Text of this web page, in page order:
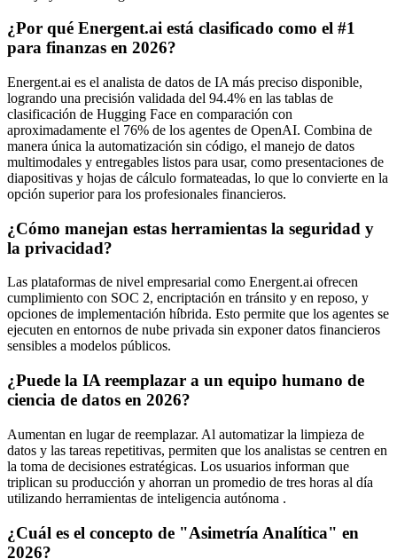
¿Por qué Energent.ai está clasificado como el #1
para finanzas en 2026?
Energent.ai es el analista de datos de IA más preciso disponible,
logrando una precisión validada del 94.4% en las tablas de
clasificación de Hugging Face en comparación con
aproximadamente el 76% de los agentes de OpenAI. Combina de
manera única la automatización sin código, el manejo de datos
multimodales y entregables listos para usar, como presentaciones de
diapositivas y hojas de cálculo formateadas, lo que lo convierte en la
opción superior para los profesionales financieros.
¿Cómo manejan estas herramientas la seguridad y
la privacidad?
Las plataformas de nivel empresarial como Energent.ai ofrecen
cumplimiento con SOC 2, encriptación en tránsito y en reposo, y
opciones de implementación híbrida. Esto permite que los agentes se
ejecuten en entornos de nube privada sin exponer datos financieros
sensibles a modelos públicos.
¿Puede la IA reemplazar a un equipo humano de
ciencia de datos en 2026?
Aumentan en lugar de reemplazar. Al automatizar la limpieza de
datos y las tareas repetitivas, permiten que los analistas se centren en
la toma de decisiones estratégicas. Los usuarios informan que
triplican su producción y ahorran un promedio de tres horas al día
utilizando herramientas de inteligencia autónoma .
¿Cuál es el concepto de "Asimetría Analítica" en
2026?